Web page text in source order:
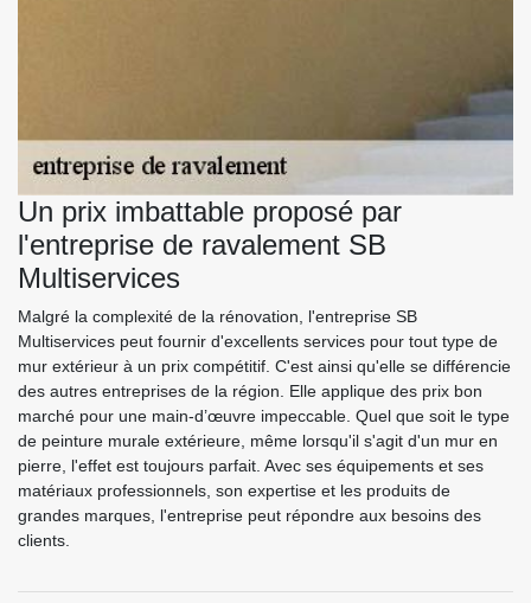
Un prix imbattable proposé par
l'entreprise de ravalement SB
Multiservices
Malgré la complexité de la rénovation, l'entreprise SB
Multiservices peut fournir d'excellents services pour tout type de
mur extérieur à un prix compétitif. C'est ainsi qu'elle se différencie
des autres entreprises de la région. Elle applique des prix bon
marché pour une main-d’œuvre impeccable. Quel que soit le type
de peinture murale extérieure, même lorsqu'il s'agit d'un mur en
pierre, l'effet est toujours parfait. Avec ses équipements et ses
matériaux professionnels, son expertise et les produits de
grandes marques, l'entreprise peut répondre aux besoins des
clients.